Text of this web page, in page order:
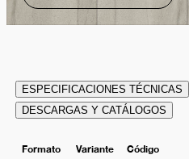
ESPECIFICACIONES TÉCNICAS
DESCARGAS Y CATÁLOGOS
Formato Variante Código